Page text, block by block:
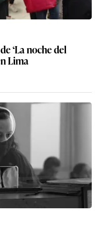
‘La noche del
Lima